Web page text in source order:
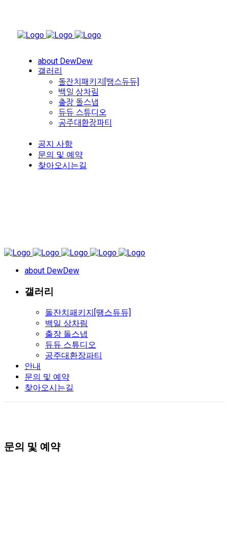
about DewDew
갤러리
돌잔치패키지[땡스듀듀]
백일 상차림
출장 돌스냅
듀듀 스튜디오
공주대환장파티
공지 사항
문의 및 예약
찾아오시는길
about DewDew
갤러리
돌잔치패키지[땡스듀듀]
백일 상차림
출장 돌스냅
듀듀 스튜디오
공주대환장파티
안내
문의 및 예약
찾아오시는길
문의 및 예약